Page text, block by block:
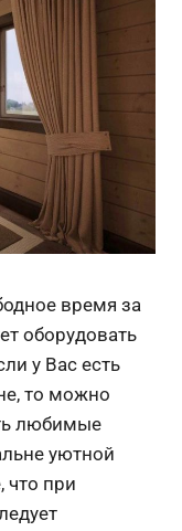
время за
оборудовать
у Вас есть
то можно
любимые
уютной
что при